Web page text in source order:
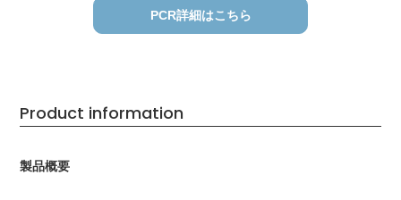
PCR詳細はこちら
Product information
製品概要